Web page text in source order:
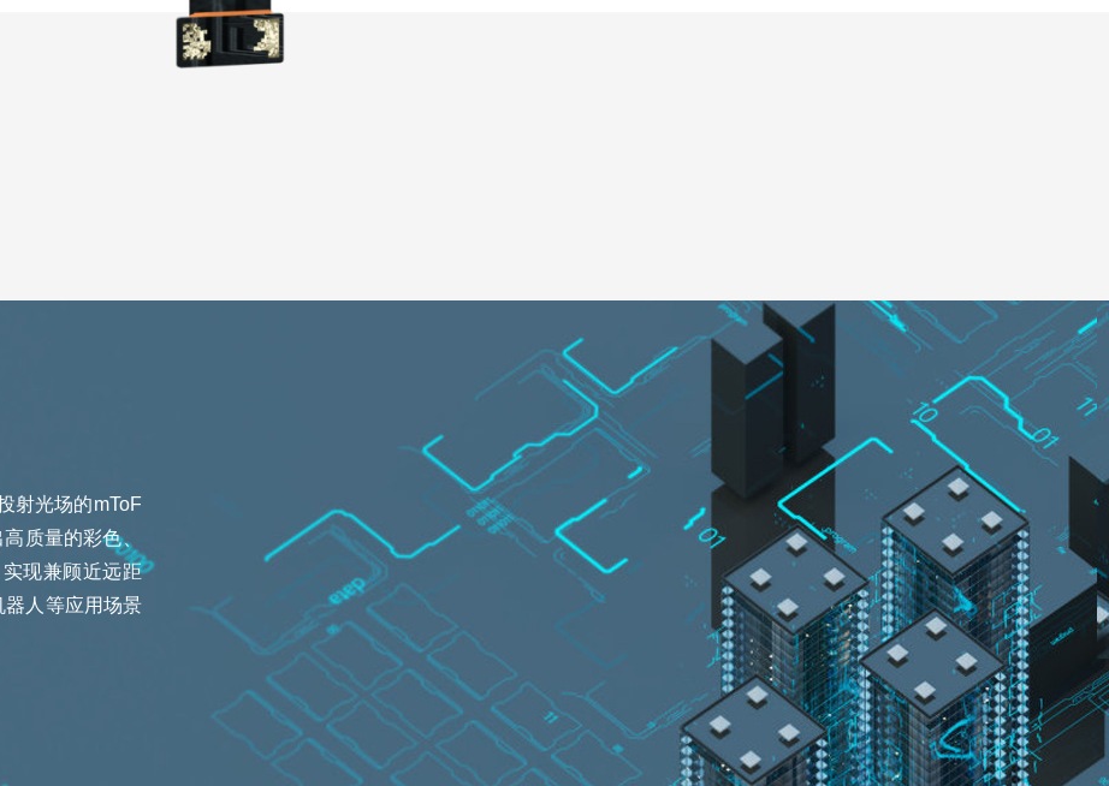
射光场的mToF
质量的彩色、
现兼顾近远距
器人等应用场景